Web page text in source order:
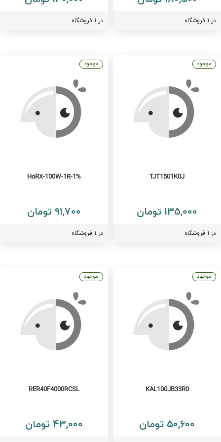
TJT1501K0J
135,000 تومان
موجود
HoRX-100W-1R-1%
91,700 تومان
موجود
KAL100JB33R0
50,600 تومان
موجود
RER40F4000RCSL
43,000 تومان
موجود